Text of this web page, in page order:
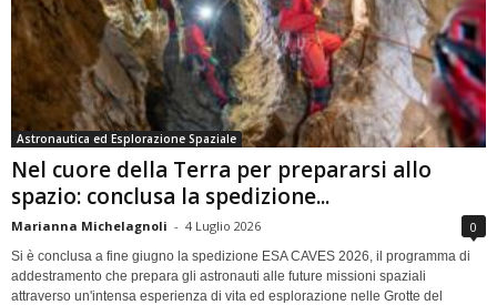
Astronautica ed Esplorazione Spaziale
Nel cuore della Terra per prepararsi allo
spazio: conclusa la spedizione...
Marianna Michelagnoli - 4 Luglio 2026 0
Si è conclusa a fine giugno la spedizione ESA CAVES 2026, il programma di
addestramento che prepara gli astronauti alle future missioni spaziali
attraverso un'intensa esperienza di vita ed esplorazione nelle Grotte del